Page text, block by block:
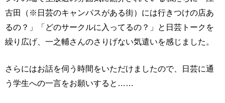
古田（※日芸のキャンパスがある街）には行きつけの店あ
るの？」「どのサークルに入ってるの？」と日芸トークを
繰り広げ、一之輔さんのさりげない気遣いを感じました。
さらにはお話を伺う時間をいただけましたので、日芸に通
う学生への一言をお願いすると……